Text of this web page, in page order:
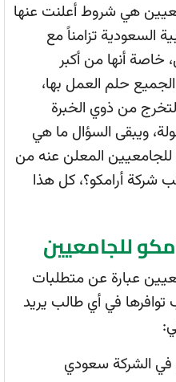
هي شروط أعلنت عنها
السعودية تزامناً مع
خاصة أنها من أكبر
حلم العمل بها،
من ذوي الخبرة
ويبقى السؤال ما هي
للجامعيين المعلن عنه من
شركة أرامكو؟، كل هذا
للجامعيين
عبارة عن متطلبات
في أي طالب يريد
في الشركة سعودي